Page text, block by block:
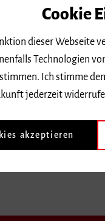
Cookie
dieser Webseite
Technologien
Ich stimme
jederzeit
akzeptieren